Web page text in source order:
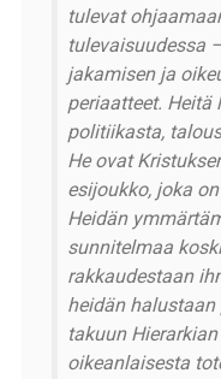
tulevat
tulevaisuudessa
jakamisen ja
periaatteet. Heitä
politiikasta,
He ovat
esijoukko, joka
Heidän
sunnitelmaa
rakkaudestaan
heidän
takuun
oikeanlaisesta